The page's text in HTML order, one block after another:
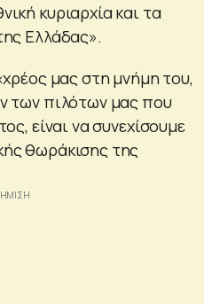
κυριαρχία και τα
Ελλάδας».
μας στη μνήμη του,
των πιλότων μας που
είναι να συνεχίσουμε
θωράκισης της